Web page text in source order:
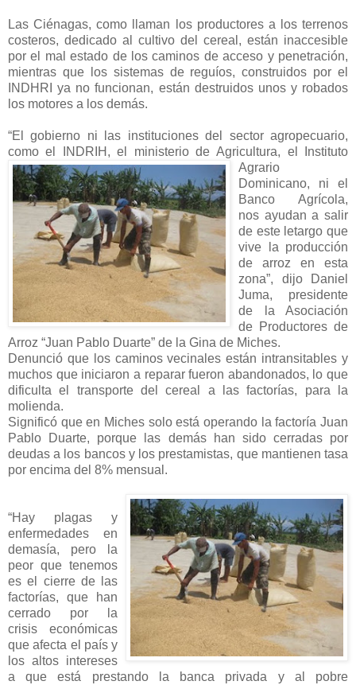
Las Ciénagas, como llaman los productores a los terrenos
costeros, dedicado al cultivo del cereal, están inaccesible
por el mal estado de los caminos de acceso y penetración,
mientras que los sistemas de reguíos, construidos por el
INDHRI ya no funcionan, están destruidos unos y robados
los motores a los demás.
“El gobierno ni las instituciones del sector agropecuario,
como el INDRIH, el ministerio deAgricultura, el Instituto
Agrario
Dominicano, ni el
Banco Agrícola,
nos ayudan a salir
de este letargo que
vive la producción
de arroz en esta
zona”, dijo Daniel
Juma, presidente
de la Asociación
de Productores de
Arroz “Juan Pablo Duarte” de la Gina de Miches.
Denunció que los caminos vecinales están intransitables y
muchos que iniciaron a reparar fueron abandonados, lo que
dificulta el transporte del cereal a las factorías, para la
molienda.
Significó que en Miches solo está operando la factoría Juan
Pablo Duarte, porque las demás han sido cerradas por
deudas a los bancos y los prestamistas, que mantienen tasa
por encima del 8% mensual.
“Hay plagas y
enfermedades en
demasía, pero la
peor que tenemos
es el cierre de las
factorías, que han
cerrado por la
crisis económicas
que afecta el país y
los altos intereses
a que está prestando la banca privada y al pobre